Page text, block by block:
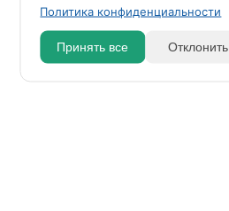
Политика конфиденциальности
Принять все Отклонить